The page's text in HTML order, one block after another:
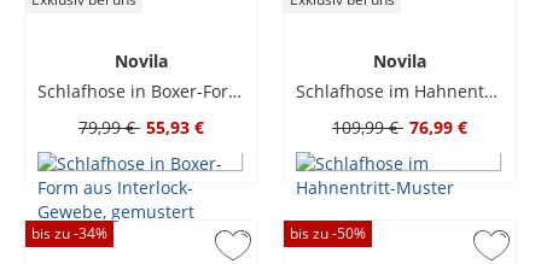
Novila
Schlafhose in Boxer-Form aus Interlock-Gewebe, gemustert
79,99 € 55,93 €
Novila
Schlafhose im Hahnentritt-Muster
109,99 € 76,99 €
bis zu -34% bis zu -50%